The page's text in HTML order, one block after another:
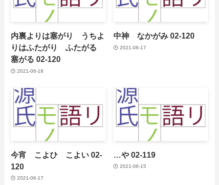
内裏よりは塞がり うちよ
りはふたがり ふたがる
塞がる 02-120
2021-06-18
中神 なかがみ 02-120
2021-06-17
今宵 こよひ こよい 02-
120
2021-06-17
…や 02-119
2021-06-15